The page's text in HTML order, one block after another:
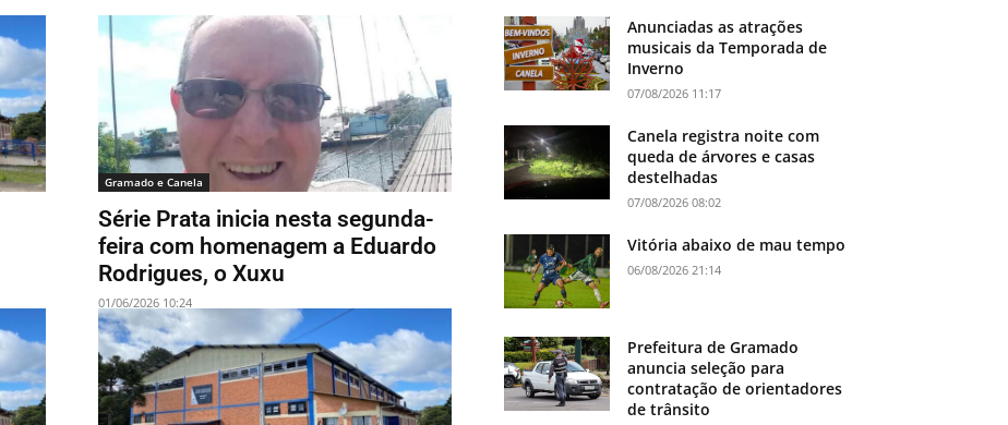
Gramado e Canela
Série Prata inicia nesta segunda-
feira com homenagem a Eduardo
Rodrigues, o Xuxu
01/06/2026 10:24
Anunciadas as atrações
musicais da Temporada de
Inverno
07/08/2026 11:17
Canela registra noite com
queda de árvores e casas
destelhadas
07/08/2026 08:02
Vitória abaixo de mau tempo
06/08/2026 21:14
Prefeitura de Gramado
anuncia seleção para
contratação de orientadores
de trânsito